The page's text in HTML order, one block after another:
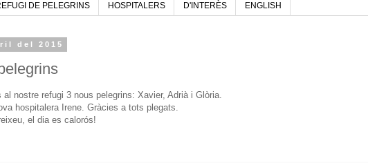
DE PELEGRINS HOSPITALERS D'INTERÈS ENGLISH
del 2015
nostre refugi 3 nous pelegrins: Xavier, Adrià i Glòria.
hospitalera Irene. Gràcies a tots plegats.
el dia es calorós!